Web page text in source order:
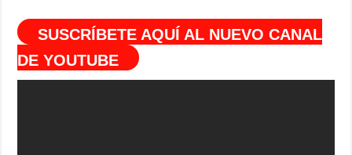
SUSCRÍBETE AQUÍ AL NUEVO CANAL
DE YOUTUBE